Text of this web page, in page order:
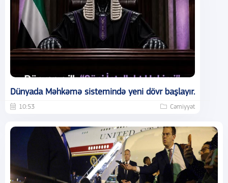
Dünyada Məhkəmə sistemində yeni dövr başlayır.
10:53 Cəmiyyət